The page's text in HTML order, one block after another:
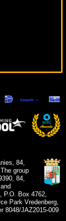
84,
group
84,
P.O. Box 4762,
Park Vredenberg,
8048/JAZ2015-009